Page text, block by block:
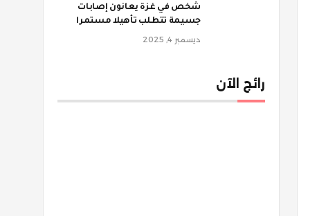
شخص في غزة يعانون إصابات
جسيمة تتطلب تأهيلا مستمرا
ديسمبر 4, 2025
رائج الآن